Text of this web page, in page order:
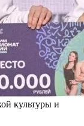
культуры и